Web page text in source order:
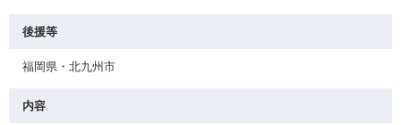
後援等
福岡県・北九州市
内容